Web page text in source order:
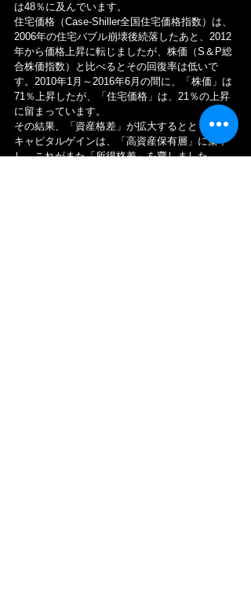
は48％に及んでいます。
住宅価格（Case-Shiller全国住宅価格指数）は、
2006年の住宅バブル崩壊後続落したあと、2012
年から価格上昇に転じましたが、株価（S＆P総
合株価指数）と比べるとその回復率は低いで
す。2010年1月～2016年6月の間に、「株価」は
71％上昇したが、「住宅価格」は、21％の上昇
に留まっています。
その結果、「資産格差」が拡大するとともに、
キャピタルゲインは、「高資産保有層」に集中
し、これがまた「所得格差」を齎しました。